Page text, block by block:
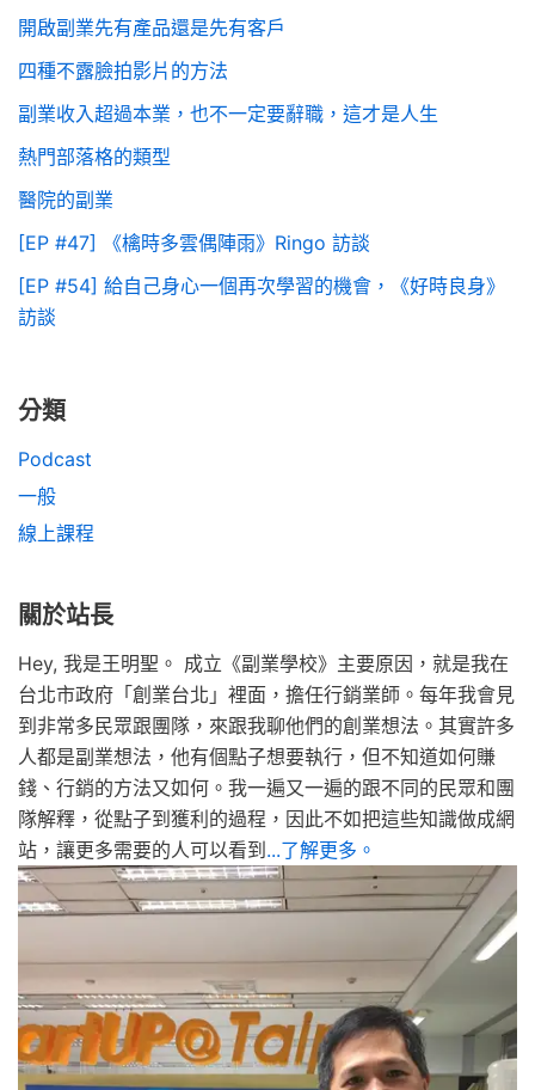
開啟副業先有產品還是先有客戶
四種不露臉拍影片的方法
副業收入超過本業，也不一定要辭職，這才是人生
熱門部落格的類型
醫院的副業
[EP #47] 《檎時多雲偶陣雨》Ringo 訪談
[EP #54] 給自己身心一個再次學習的機會，《好時良身》
訪談
分類
Podcast
一般
線上課程
關於站長
Hey, 我是王明聖。 成立《副業學校》主要原因，就是我在
台北市政府「創業台北」裡面，擔任行銷業師。每年我會見
到非常多民眾跟團隊，來跟我聊他們的創業想法。其實許多
人都是副業想法，他有個點子想要執行，但不知道如何賺
錢、行銷的方法又如何。我一遍又一遍的跟不同的民眾和團
隊解釋，從點子到獲利的過程，因此不如把這些知識做成網
站，讓更多需要的人可以看到 ...了解更多。